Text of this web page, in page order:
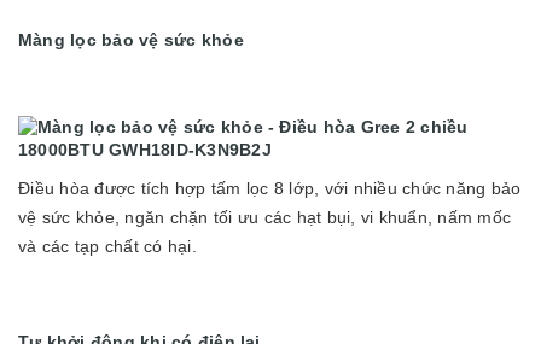
Màng lọc bảo vệ sức khỏe
Điều hòa được tích hợp tấm lọc 8 lớp, với nhiều chức năng bảo
vệ sức khỏe, ngăn chặn tối ưu các hạt bụi, vi khuẩn, nấm mốc
và các tạp chất có hại.